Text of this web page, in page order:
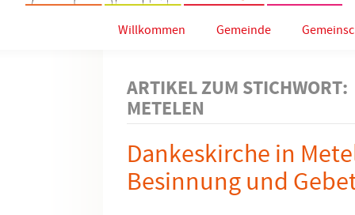
Willkommen Gemeinde
ARTIKEL ZUM STICHWORT:
METELEN
Dankeskirche in
Besinnung und